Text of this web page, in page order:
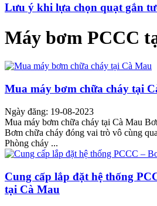
Lưu ý khi lựa chọn quạt gắn
Máy bơm PCCC
Mua máy bơm chữa cháy tại
Ngày đăng: 19-08-2023
Mua máy bơm chữa cháy tại Cà Mau
Bơm chữa cháy đóng vai trò vô cùng
Phòng cháy ...
Cung cấp lắp đặt hệ thống
tại Cà Mau